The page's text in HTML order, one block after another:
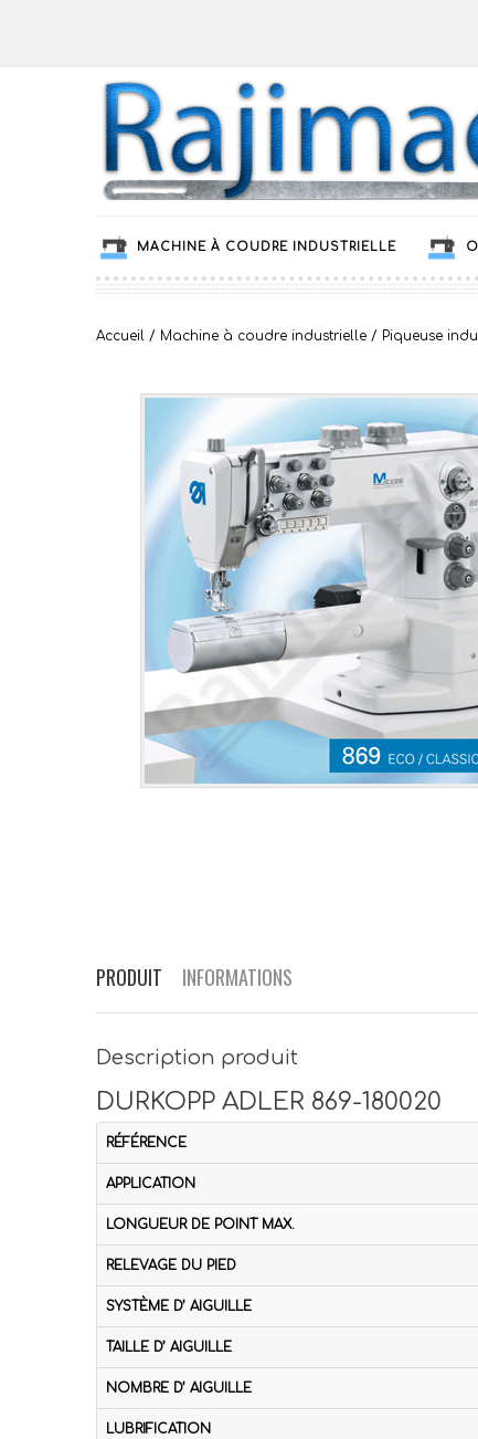
MACHINE À COUDRE INDUSTRIELLE
Accueil / Machine à coudre industrielle / Piqueuse
PRODUIT INFORMATIONS
Description produit
DURKOPP ADLER 869-180020
RÉFÉRENCE
APPLICATION
LONGUEUR DE POINT MAX.
RELEVAGE DU PIED
SYSTÈME D’ AIGUILLE
TAILLE D’ AIGUILLE
NOMBRE D’ AIGUILLE
LUBRIFICATION